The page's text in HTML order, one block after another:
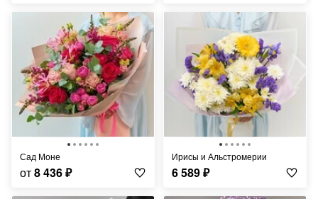
Сад Моне
от8 436₽
Ирисы и Альстромерии
6 589₽